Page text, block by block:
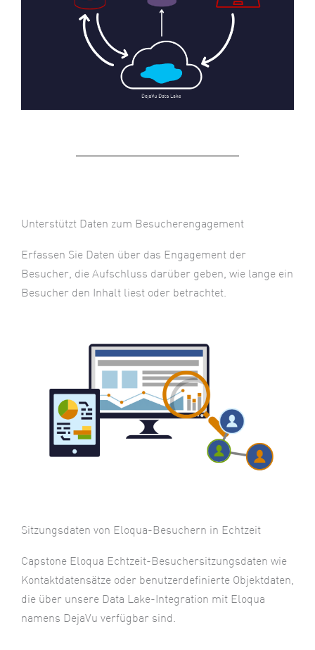
Unterstützt Daten zum Besucherengagement
Erfassen Sie Daten über das Engagement der
Besucher, die Aufschluss darüber geben, wie lange ein
Besucher den Inhalt liest oder betrachtet.
Sitzungsdaten von Eloqua-Besuchern in Echtzeit
Capstone Eloqua Echtzeit-Besuchersitzungsdaten wie
Kontaktdatensätze oder benutzerdefinierte Objektdaten,
die über unsere Data Lake-Integration mit Eloqua
namens DejaVu verfügbar sind.